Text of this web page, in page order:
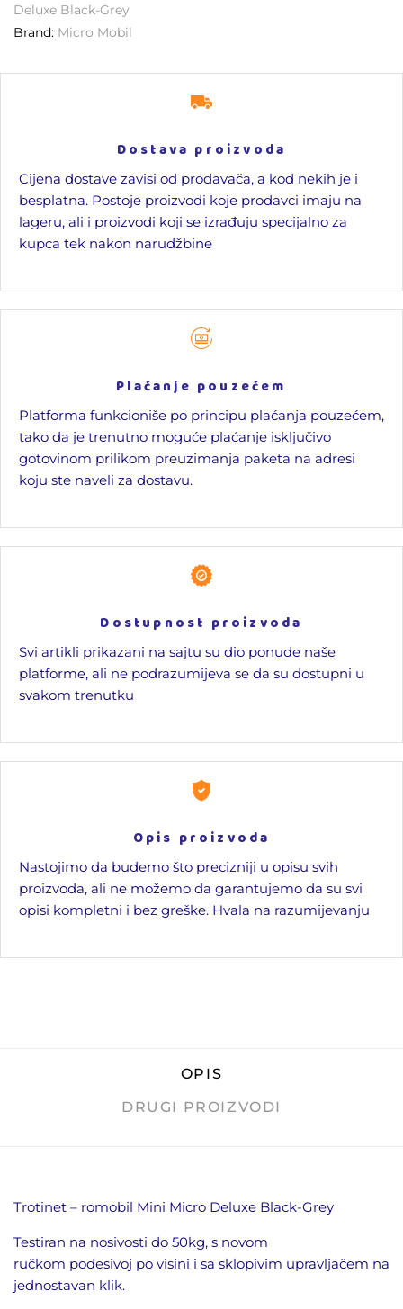
Deluxe Black-Grey
Brand: Micro Mobil
Dostava proizvoda
Cijena dostave zavisi od prodavača, a kod nekih je i
besplatna. Postoje proizvodi koje prodavci imaju na
lageru, ali i proizvodi koji se izrađuju specijalno za
kupca tek nakon narudžbine
Plaćanje pouzećem
Platforma funkcioniše po principu plaćanja pouzećem,
tako da je trenutno moguće plaćanje isključivo
gotovinom prilikom preuzimanja paketa na adresi
koju ste naveli za dostavu.
Dostupnost proizvoda
Svi artikli prikazani na sajtu su dio ponude naše
platforme, ali ne podrazumijeva se da su dostupni u
svakom trenutku
Opis proizvoda
Nastojimo da budemo što precizniji u opisu svih
proizvoda, ali ne možemo da garantujemo da su svi
opisi kompletni i bez greške. Hvala na razumijevanju
OPIS
DRUGI PROIZVODI
Trotinet – romobil Mini Micro Deluxe Black-Grey
Testiran na nosivosti do 50kg, s novom
ručkom podesivoj po visini i sa sklopivim upravljačem na
jednostavan klik.